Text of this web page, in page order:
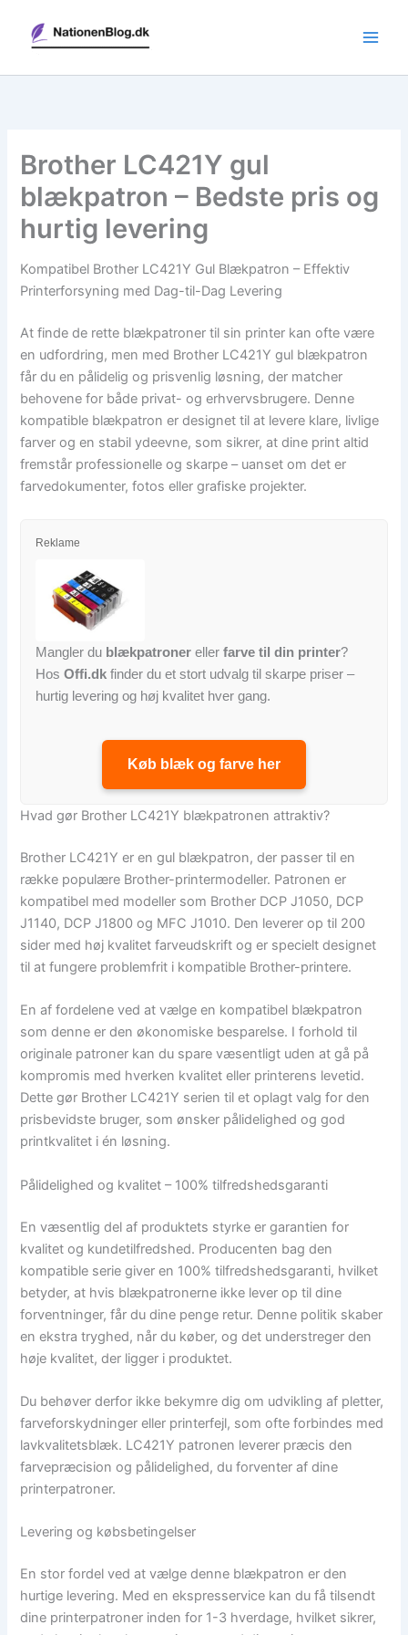
indholdet
Brother LC421Y gul
blækpatron – Bedste pris og
hurtig levering
Kompatibel Brother LC421Y Gul Blækpatron – Effektiv
Printerforsyning med Dag-til-Dag Levering
At finde de rette blækpatroner til sin printer kan ofte være
en udfordring, men med Brother LC421Y gul blækpatron
får du en pålidelig og prisvenlig løsning, der matcher
behovene for både privat- og erhvervsbrugere. Denne
kompatible blækpatron er designet til at levere klare, livlige
farver og en stabil ydeevne, som sikrer, at dine print altid
fremstår professionelle og skarpe – uanset om det er
farvedokumenter, fotos eller grafiske projekter.
Reklame
Mangler du blækpatroner ellerfarve til din printer?
HosOffi.dk finder du et stort udvalg til skarpe priser –
hurtig levering og høj kvalitet hver gang.
Køb blæk og farve her
Hvad gør Brother LC421Y blækpatronen attraktiv?
Brother LC421Y er en gul blækpatron, der passer til en
række populære Brother-printermodeller. Patronen er
kompatibel med modeller som Brother DCP J1050, DCP
J1140, DCP J1800 og MFC J1010. Den leverer op til 200
sider med høj kvalitet farveudskrift og er specielt designet
til at fungere problemfrit i kompatible Brother-printere.
En af fordelene ved at vælge en kompatibel blækpatron
som denne er den økonomiske besparelse. I forhold til
originale patroner kan du spare væsentligt uden at gå på
kompromis med hverken kvalitet eller printerens levetid.
Dette gør Brother LC421Y serien til et oplagt valg for den
prisbevidste bruger, som ønsker pålidelighed og god
printkvalitet i én løsning.
Pålidelighed og kvalitet – 100% tilfredshedsgaranti
En væsentlig del af produktets styrke er garantien for
kvalitet og kundetilfredshed. Producenten bag den
kompatible serie giver en 100% tilfredshedsgaranti, hvilket
betyder, at hvis blækpatronerne ikke lever op til dine
forventninger, får du dine penge retur. Denne politik skaber
en ekstra tryghed, når du køber, og det understreger den
høje kvalitet, der ligger i produktet.
Du behøver derfor ikke bekymre dig om udvikling af pletter,
farveforskydninger eller printerfejl, som ofte forbindes med
lavkvalitetsblæk. LC421Y patronen leverer præcis den
farvepræcision og pålidelighed, du forventer af dine
printerpatroner.
Levering og købsbetingelser
En stor fordel ved at vælge denne blækpatron er den
hurtige levering. Med en ekspresservice kan du få tilsendt
dine printerpatroner inden for 1-3 hverdage, hvilket sikrer,